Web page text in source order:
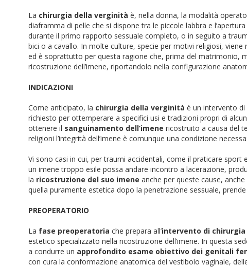
La chirurgia della verginità è, nella donna, la modalità
diaframma di pelle che si dispone tra le piccole labbra e
durante il primo rapporto sessuale completo, o in seguito a
bici o a cavallo. In molte culture, specie per motivi religiosi, viene
ed è soprattutto per questa ragione che, prima del matrimonio,
ricostruzione dell’imene, riportandolo nella configurazione
INDICAZIONI
Come anticipato, la chirurgia della verginità è un intervento
richiesto per ottemperare a specifici usi e tradizioni propri di
ottenere il sanguinamento dell’imene ricostruito a causa del
religioni l’integrità dell’imene è comunque una condizione
Vi sono casi in cui, per traumi accidentali, come il praticare
un imene troppo esile possa andare incontro a lacerazione,
la ricostruzione del suo imene anche per queste cause,
quella puramente estetica dopo la penetrazione sessuale,
PREOPERATORIO
La fase preoperatoria che prepara all’intervento di
estetico specializzato nella ricostruzione dell’imene. In questa
a condurre un approfondito esame obiettivo dei genitali
con cura la conformazione anatomica del vestibolo vaginale,